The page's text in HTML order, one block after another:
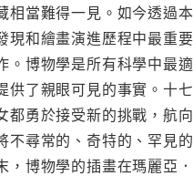
相當難得一見。如今透
和繪畫演進歷程中最重
博物學是所有科學中最
了親眼可見的事實。十
勇於接受新的挑戰，航
尋常的、奇特的、罕見
博物學的插畫在瑪麗亞